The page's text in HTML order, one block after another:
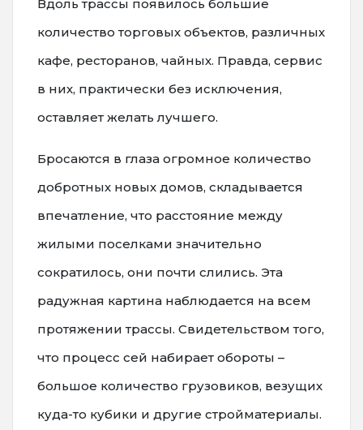
Вдоль трассы появилось большие
количество торговых объектов, различных
кафе, ресторанов, чайных. Правда, сервис
в них, практически без исключения,
оставляет желать лучшего.
Бросаются в глаза огромное количество
добротных новых домов, складывается
впечатление, что расстояние между
жилыми поселками значительно
сократилось, они почти слились. Эта
радужная картина наблюдается на всем
протяжении трассы. Свидетельством того,
что процесс сей набирает обороты –
большое количество грузовиков, везущих
куда-то кубики и другие стройматериалы.